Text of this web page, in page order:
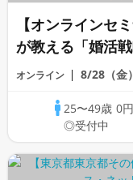
【オンラインセ
が教える「婚活
変わらないと感じ
オンライン 8/28（金）
25〜49歳0円
◎受付中